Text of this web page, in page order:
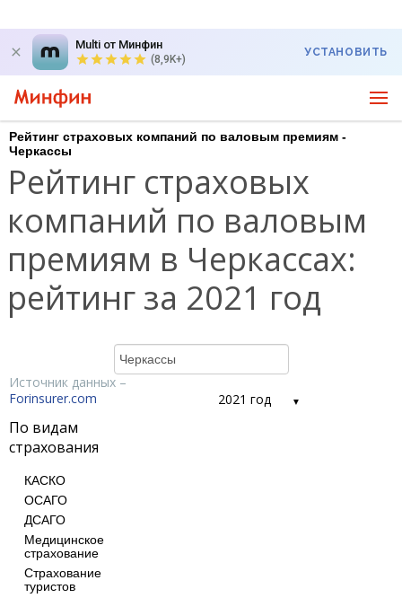
Multi от Минфин
(8,9K+)
УСТАНОВИТЬ
Рейтинг страховых компаний по валовым премиям -
Черкассы
Рейтинг страховых
компаний по валовым
премиям в Черкассах:
рейтинг за 2021 год
2021 год
Источник данных –
Forinsurer.com
По видам
страхования
КАСКО
ОСАГО
ДСАГО
Медицинское
страхование
Cтрахование
туристов